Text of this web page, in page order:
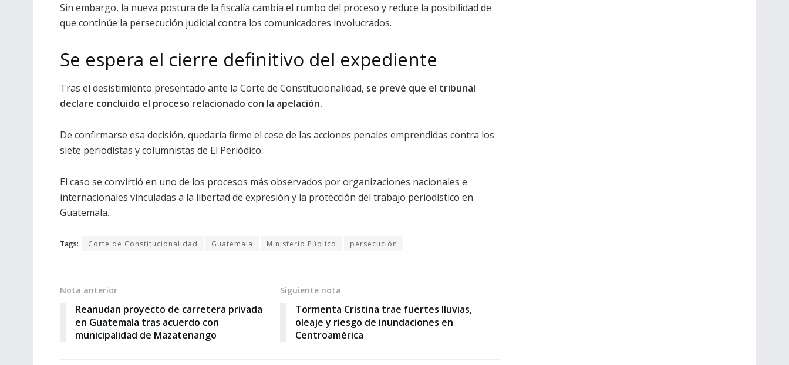
Sin embargo, la nueva postura de la fiscalía cambia el rumbo del proceso y reduce la posibilidad de
que continúe la persecución judicial contra los comunicadores involucrados.
Se espera el cierre definitivo del expediente
Tras el desistimiento presentado ante la Corte de Constitucionalidad, se prevé que el tribunal
declare concluido el proceso relacionado con la apelación.
De confirmarse esa decisión, quedaría firme el cese de las acciones penales emprendidas contra los
siete periodistas y columnistas de El Periódico.
El caso se convirtió en uno de los procesos más observados por organizaciones nacionales e
internacionales vinculadas a la libertad de expresión y la protección del trabajo periodístico en
Guatemala.
Tags: Corte de Constitucionalidad Guatemala Ministerio Público persecución
Nota anterior
Reanudan proyecto de carretera privada
en Guatemala tras acuerdo con
municipalidad de Mazatenango
Siguiente nota
Tormenta Cristina trae fuertes lluvias,
oleaje y riesgo de inundaciones en
Centroamérica